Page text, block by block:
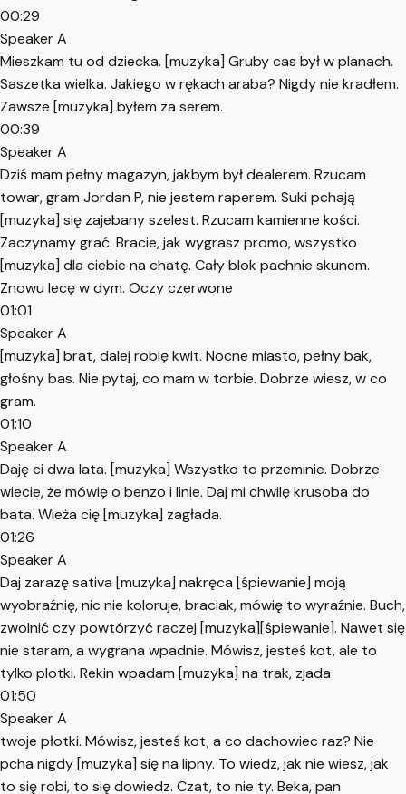
00:29
Speaker A
Mieszkam tu od dziecka. [muzyka] Gruby cas był w planach.
Saszetka wielka. Jakiego w rękach araba? Nigdy nie kradłem.
Zawsze [muzyka] byłem za serem.
00:39
Speaker A
Dziś mam pełny magazyn, jakbym był dealerem. Rzucam
towar, gram Jordan P, nie jestem raperem. Suki pchają
[muzyka] się zajebany szelest. Rzucam kamienne kości.
Zaczynamy grać. Bracie, jak wygrasz promo, wszystko
[muzyka] dla ciebie na chatę. Cały blok pachnie skunem.
Znowu lecę w dym. Oczy czerwone
01:01
Speaker A
[muzyka] brat, dalej robię kwit. Nocne miasto, pełny bak,
głośny bas. Nie pytaj, co mam w torbie. Dobrze wiesz, w co
gram.
01:10
Speaker A
Daję ci dwa lata. [muzyka] Wszystko to przeminie. Dobrze
wiecie, że mówię o benzo i linie. Daj mi chwilę krusoba do
bata. Wieża cię [muzyka] zagłada.
01:26
Speaker A
Daj zarazę sativa [muzyka] nakręca [śpiewanie] moją
wyobraźnię, nic nie koloruje, braciak, mówię to wyraźnie. Buch,
zwolnić czy powtórzyć raczej [muzyka][śpiewanie]. Nawet się
nie staram, a wygrana wpadnie. Mówisz, jesteś kot, ale to
tylko plotki. Rekin wpadam [muzyka] na trak, zjada
01:50
Speaker A
twoje płotki. Mówisz, jesteś kot, a co dachowiec raz? Nie
pcha nigdy [muzyka] się na lipny. To wiedz, jak nie wiesz, jak
to się robi, to się dowiedz. Czat, to nie ty. Beka, pan